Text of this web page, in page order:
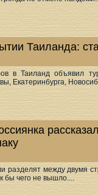
Таиланда:
в Таиланд объявил
Екатеринбурга,
разделят между двумя
бы чего не вышло....